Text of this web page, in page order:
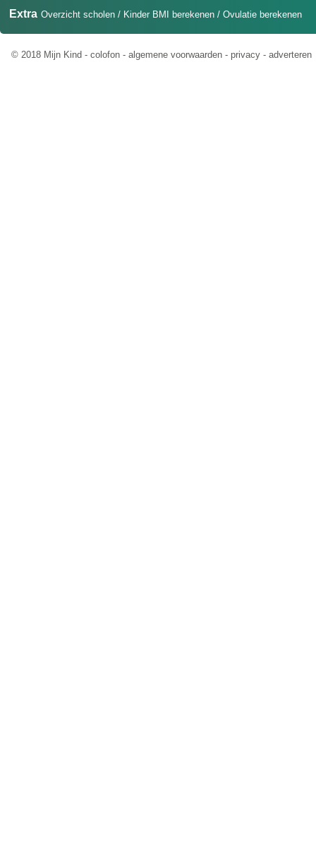
Extra Overzicht scholen / Kinder BMI berekenen / Ovulatie berekenen
© 2018 Mijn Kind - colofon - algemene voorwaarden - privacy - adverteren